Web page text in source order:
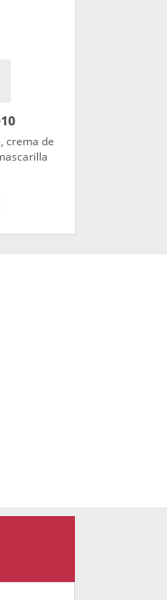
crema de